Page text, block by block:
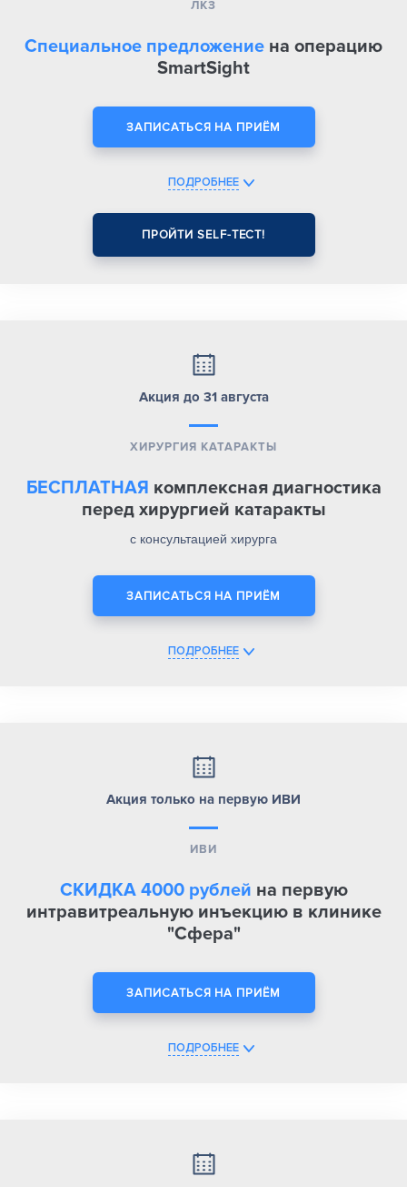
ЛКЗ
Cпециальное предложение на операцию
SmartSight
ЗАПИСАТЬСЯ НА ПРИЁМ
ПОДРОБНЕЕ
ПРОЙТИ SELF-ТЕСТ!
Акция до 31 августа
ХИРУРГИЯ КАТАРАКТЫ
БЕСПЛАТНАЯ комплексная диагностика
перед хирургией катаракты
с консультацией хирурга
ЗАПИСАТЬСЯ НА ПРИЁМ
ПОДРОБНЕЕ
Акция только на первую ИВИ
ИВИ
СКИДКА 4000 рублей на первую
интравитреальную инъекцию в клинике
"Сфера"
ЗАПИСАТЬСЯ НА ПРИЁМ
ПОДРОБНЕЕ